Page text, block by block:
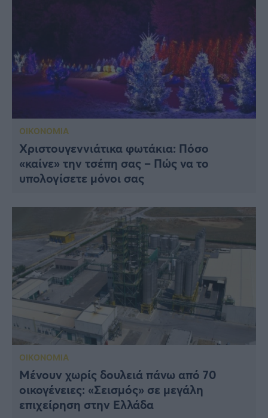
ΟΙΚΟΝΟΜΙΑ
Χριστουγεννιάτικα φωτάκια: Πόσο
«καίνε» την τσέπη σας – Πώς να το
υπολογίσετε μόνοι σας
ΟΙΚΟΝΟΜΙΑ
Μένουν χωρίς δουλειά πάνω από 70
οικογένειες: «Σεισμός» σε μεγάλη
επιχείρηση στην Ελλάδα